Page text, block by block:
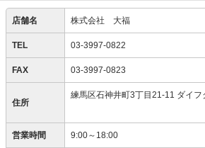
店舗名 株式会社 大福
TEL 03-3997-0822
FAX 03-3997-0823
住所
練馬区石神井町3丁目21-11 ダイフ
営業時間 9:00～18:00